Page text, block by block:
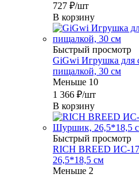
727 ₽/шт
В корзину
Быстрый просмотр
GiGwi Игрушка для
пищалкой, 30 см
Меньше 10
1 366 ₽/шт
В корзину
Быстрый просмотр
RICH BREED ИС-
26,5*18,5 см
Меньше 2